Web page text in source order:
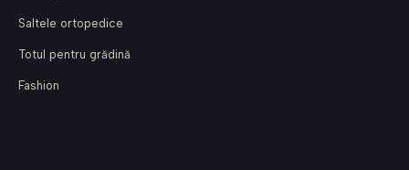
Saltele ortopedice
Totul pentru grădină
Fashion